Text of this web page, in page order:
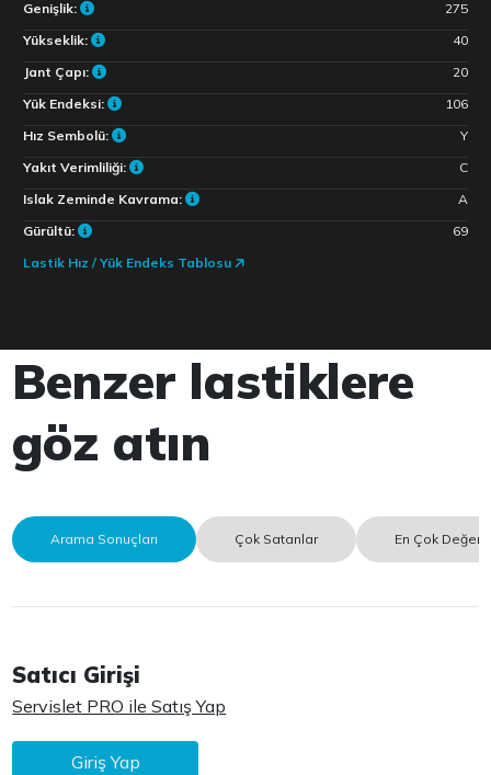
Genişlik:
275
Yükseklik:
40
Jant Çapı:
20
Yük Endeksi:
106
Hız Sembolü:
Y
Yakıt Verimliliği:
C
Islak Zeminde Kavrama:
A
Gürültü:
69
Lastik Hız / Yük Endeks Tablosu
Benzer lastiklere
göz atın
Arama Sonuçları Çok Satanlar En Çok
Satıcı Girişi
Servislet PRO ile Satış Yap
Giriş Yap